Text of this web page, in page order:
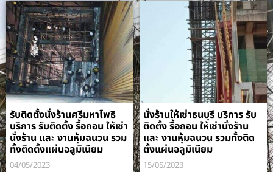
รับติดตั้งนั่งร้านศรีมหาโพธิ
บริการ รับติดตั้ง รื้อถอน ให้เช่า
นั่งร้าน และ งานหุ้มฉนวน รวม
ทั้งติดตั้งแผ่นอลูมิเนียม
04/05/2023
นั่งร้านให้เช่าธนบุรี บริการ รับ
ติดตั้ง รื้อถอน ให้เช่านั่งร้าน
และ งานหุ้มฉนวน รวมทั้งติด
ตั้งแผ่นอลูมิเนียม
15/05/2023